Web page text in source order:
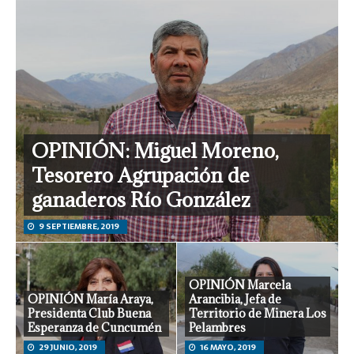
OPINIÓN: Miguel Moreno,
Tesorero Agrupación de
ganaderos Río González
9 SEPTIEMBRE, 2019
OPINIÓN María Araya,
Presidenta Club Buena
Esperanza de Cuncumén
29 JUNIO, 2019
OPINIÓN Marcela
Arancibia, Jefa de
Territorio de Minera Los
Pelambres
16 MAYO, 2019